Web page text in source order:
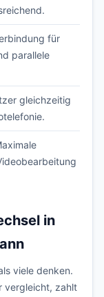
für
parallele
gleichzeitig
in
viele denken.
vergleicht, zahlt